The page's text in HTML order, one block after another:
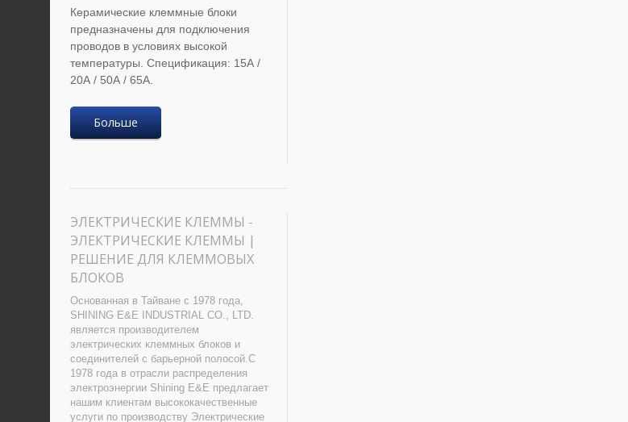
Керамические клеммные блоки
предназначены для подключения
проводов в условиях высокой
температуры. Спецификация: 15А /
20А / 50А / 65А.
Больше
ЭЛЕКТРИЧЕСКИЕ КЛЕММЫ -
ЭЛЕКТРИЧЕСКИЕ КЛЕММЫ |
РЕШЕНИЕ ДЛЯ КЛЕММОВЫХ
БЛОКОВ
Основанная в Тайване с 1978 года,
SHINING E&E INDUSTRIAL CO., LTD.
является производителем
электрических клеммных блоков и
соединителей с барьерной полосой.С
1978 года в отрасли распределения
электроэнергии Shining E&E предлагает
нашим клиентам высококачественные
услуги по производству Электрические